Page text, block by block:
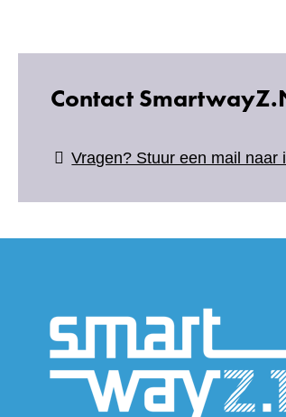
Contact
Vragen? Stuur een mail naar